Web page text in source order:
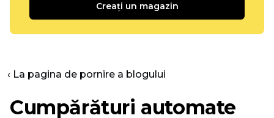
Creați un magazin
‹ La pagina de pornire a blogului
Cumpărături automate